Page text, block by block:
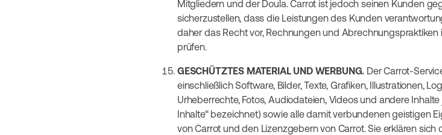
Mitgliedern und der Doula. Carrot ist jedoch seinen Kunden
sicherzustellen, dass die Leistungen des Kunden
daher das Recht vor, Rechnungen und
prüfen.
GESCHÜTZTES MATERIAL UND WERBUNG. Der Carrot-
einschließlich Software, Bilder, Texte, Grafiken, Illustrationen,
Urheberrechte, Fotos, Audiodateien, Videos und andere
Inhalte“ bezeichnet) sowie alle damit verbundenen geistigen
von Carrot und den Lizenzgebern von Carrot. Sie erklären